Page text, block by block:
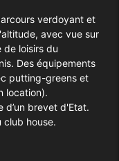
verdoyant et
avec vue sur
de loisirs du
Des équipements
putting-greens et
location).
d’un brevet d'Etat.
club house.